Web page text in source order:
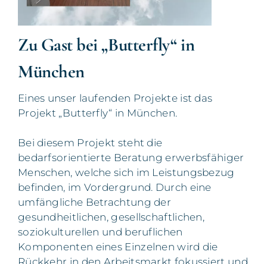
Zu Gast bei „Butterfly“ in
München
Eines unser laufenden Projekte ist das
Projekt „Butterfly“ in München.
Bei diesem Projekt steht die
bedarfsorientierte Beratung erwerbsfähiger
Menschen, welche sich im Leistungsbezug
befinden, im Vordergrund. Durch eine
umfängliche Betrachtung der
gesundheitlichen, gesellschaftlichen,
soziokulturellen und beruflichen
Komponenten eines Einzelnen wird die